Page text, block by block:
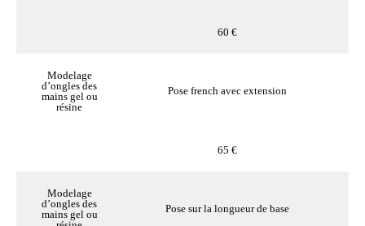
60 €
Modelage
d’ongles des
mains gel ou
résine
Pose french avec extension
65 €
Modelage
d’ongles des
mains gel ou
Pose sur la longueur de base